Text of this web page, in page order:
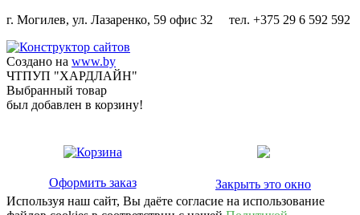
г. Могилев, ул. Лазаренко, 59 офис 32 тел. +375 29 6 592 592
Создано на www.by
ЧТПУП "ХАРДЛАЙН"
Выбранный товар
был добавлен в корзину!
Оформить заказ
Закрыть это окно
Используя наш сайт, Вы даёте согласие на использование